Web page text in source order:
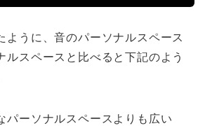
ように、音のパーソナルスペース
ルスペースと比べると下記のよう
パーソナルスペースよりも広い